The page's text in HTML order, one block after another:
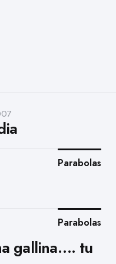
Parabolas
Parabolas
gallina…. tu